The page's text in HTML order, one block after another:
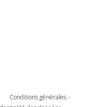
Conditions générales